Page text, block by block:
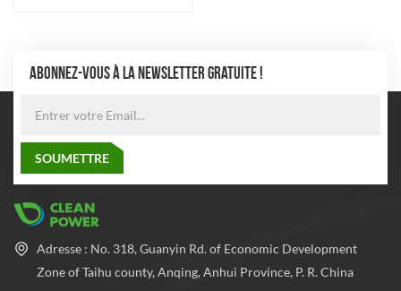
ABONNEZ-VOUS À LA NEWSLETTER GRATUITE !
Adresse : No. 318, Guanyin Rd. of Economic Development
Zone of Taihu county, Anqing, Anhui Province, P. R. China